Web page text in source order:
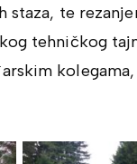
te
tehničkog